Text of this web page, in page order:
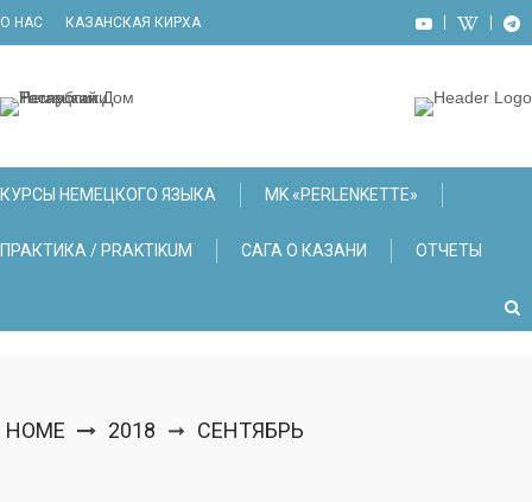
О НАС КАЗАНСКАЯ КИРХА
КУРСЫ НЕМЕЦКОГО ЯЗЫКА МK «PERLENKETTE»
ПРАКТИКА / PRAKTIKUM САГА О КАЗАНИ ОТЧЕТЫ
HOME 2018 ➞ СЕНТЯБРЬ